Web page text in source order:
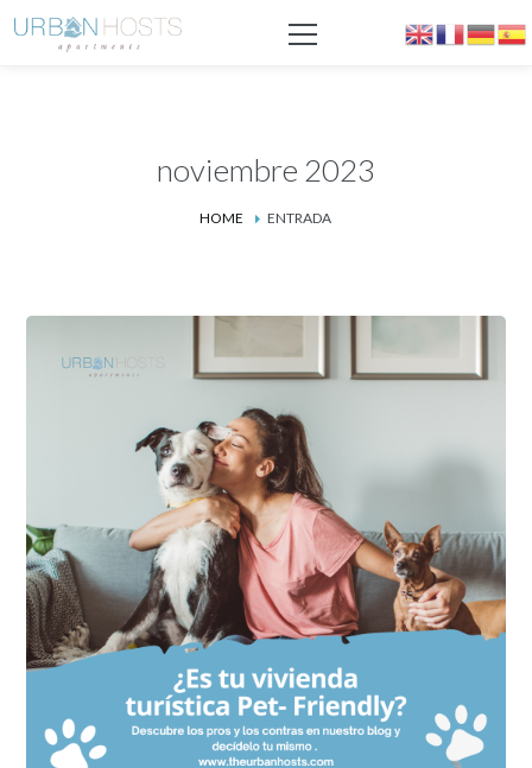
noviembre 2023
HOME ENTRADA